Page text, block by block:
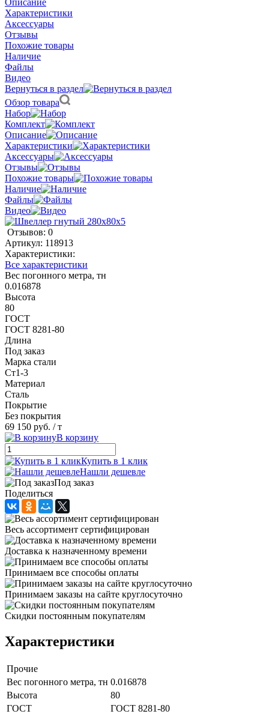
Характеристики
Аксессуары
Отзывы
Похожие товары
Наличие
Файлы
Видео
Вернуться в раздел
Обзор товара
Набор
Комплект
Описание
Характеристики
Аксессуары
Отзывы
Похожие товары
Наличие
Файлы
Видео
Отзывов: 0
Артикул: 118913
Характеристики:
Все характеристики
Вес погонного метра, тн
0.016878
Высота
80
ГОСТ
ГОСТ 8281-80
Длина
Под заказ
Марка стали
Ст1-3
Материал
Сталь
Покрытие
Без покрытия
69 150 руб. / т
В корзину
Купить в 1 клик
Нашли дешевле
Под заказ
Поделиться
Весь ассортимент сертифицирован
Доставка к назначенному времени
Принимаем все способы оплаты
Принимаем заказы на сайте круглосуточно
Скидки постоянным покупателям
Характеристики
Прочие
Вес погонного метра, тн 0.016878
Высота
80
ГОСТ
ГОСТ 8281-80